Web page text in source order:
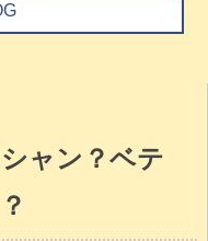
ャン？ベテ